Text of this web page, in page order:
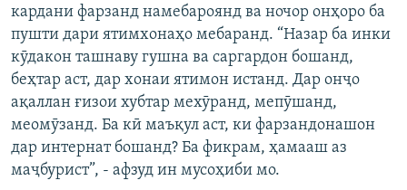
кардани фарзанд намебароянд ва ночор онҳоро ба
пушти дари ятимхонаҳо мебаранд. “Назар ба инки
кӯдакон ташнаву гушна ва саргардон бошанд,
беҳтар аст, дар хонаи ятимон истанд. Дар онҷо
ақаллан ғизои хубтар мехӯранд, мепӯшанд,
меомӯзанд. Ба кӣ маъқул аст, ки фарзандонашон
дар интернат бошанд? Ба фикрам, ҳамааш аз
маҷбурист”, - афзуд ин мусоҳиби мо.